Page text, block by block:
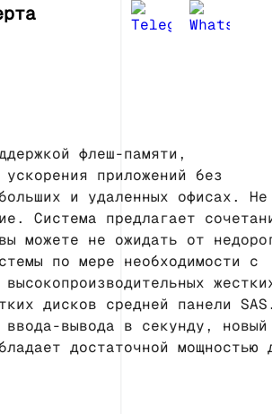
флеш-памяти,
приложений без
и удаленных офисах. Не
Система предлагает
можете не ожидать от
по мере необходимости с
дисков средней панели SAS.
вывода в секунду, новый
достаточной мощностью